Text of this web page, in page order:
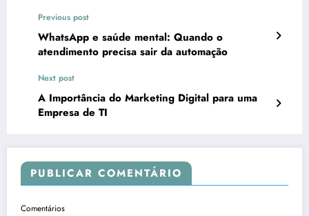
Previous post
WhatsApp e saúde mental: Quando o
atendimento precisa sair da automação
Next post
A Importância do Marketing Digital para uma
Empresa de TI
PUBLICAR COMENTÁRIO
Comentários